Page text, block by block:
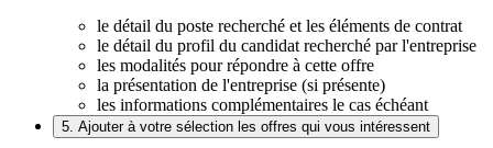
le détail du poste recherché et les éléments de contrat
le détail du profil du candidat recherché par l'entreprise
les modalités pour répondre à cette offre
la présentation de l'entreprise (si présente)
les informations complémentaires le cas échéant
5. Ajouter à votre sélection les offres qui vous intéressent